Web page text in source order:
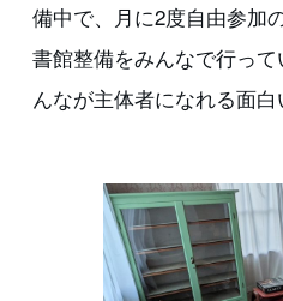
備中で、月に2度自由参加
書館整備をみんなで行っ
んなが主体者になれる面白